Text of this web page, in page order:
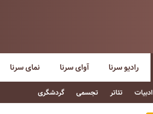
ادبیات تئاتر تجسمی گردشگری
رادیو سرنا آوای سرنا نمای سرنا